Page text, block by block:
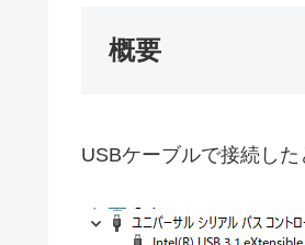
概要
USBケーブルで接続し